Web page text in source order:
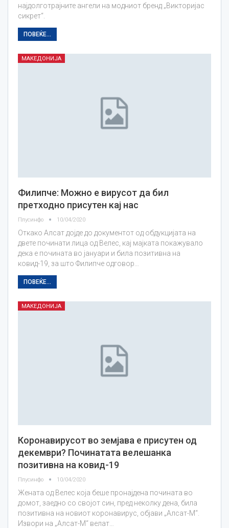
најдолготрајните ангели на модниот бренд „Викторијас
сикрет“.
ПОВЕЌЕ...
МАКЕДОНИЈА
Филипче: Можно е вирусот да бил
претходно присутен кај нас
Плусинфо 10/04/2020
Откако Алсат дојде до документот од обдукцијата на
двете починати лица од Велес, кај мајката покажувало
дека е почината во јануари и била позитивна на
ковид-19, за што Филипче одговор…
ПОВЕЌЕ...
МАКЕДОНИЈА
Коронавирусот во земјава е присутен од
декември? Починатата велешанка
позитивна на ковид-19
Плусинфо 10/04/2020
Жената од Велес која беше пронајдена почината во
домот, заедно со својот син, пред неколку дена, била
позитивна на новиот коронавирус, објави „Алсат-М“.
Извори на „Алсат-М“ велат…